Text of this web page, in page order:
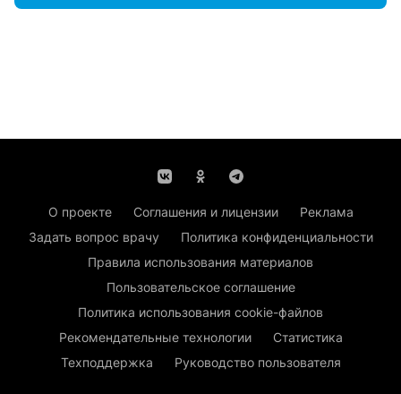
О проекте Соглашения и лицензии
Реклама
Задать вопрос врачу
Политика конфиденциальности
Правила использования материалов
Пользовательское соглашение
Политика использования cookie-файлов
Рекомендательные технологии
Статистика
Техподдержка
Руководство пользователя